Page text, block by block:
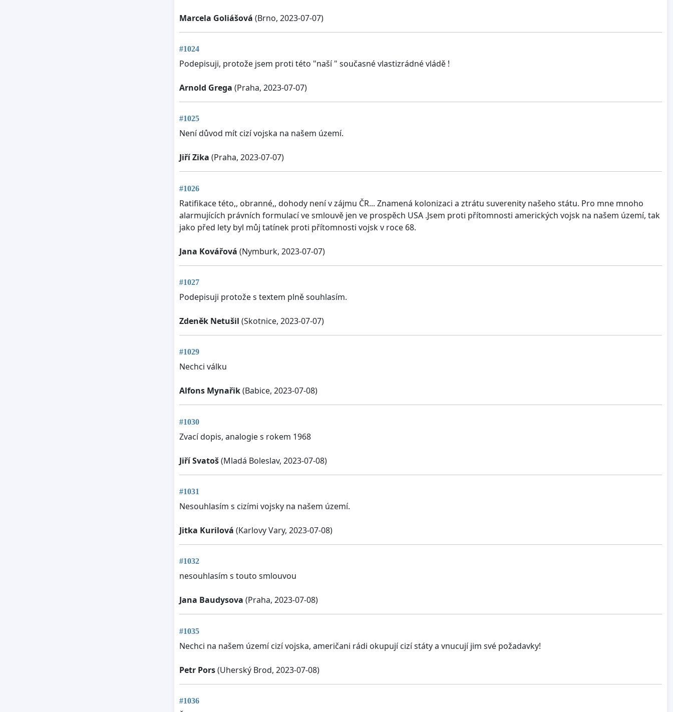
Marcela Goliášová (Brno, 2023-07-07)
#1024
Podepisuji, protože jsem proti této "naší " současné vlastizrádné vládě !
Arnold Grega (Praha, 2023-07-07)
#1025
Není důvod mít cizí vojska na našem území.
Jiří Zika (Praha, 2023-07-07)
#1026
Ratifikace této,, obranné,, dohody není v zájmu ČR... Znamená kolonizaci a ztrátu suverenity našeho státu. Pro mne mnoho
alarmujících právních formulací ve smlouvě jen ve prospěch USA .Jsem proti přítomnosti amerických vojsk na našem území, tak
jako před lety byl můj tatínek proti přítomnosti vojsk v roce 68.
Jana Kovářová (Nymburk, 2023-07-07)
#1027
Podepisuji protože s textem plně souhlasím.
Zdeněk Netušil (Skotnice, 2023-07-07)
#1029
Nechci válku
Alfons Mynařik(Babice, 2023-07-08)
#1030
Zvací dopis, analogie s rokem 1968
Jiří Svatoš(Mladá Boleslav, 2023-07-08)
#1031
Nesouhlasím s cizími vojsky na našem území.
Jitka Kurilová (Karlovy Vary, 2023-07-08)
#1032
nesouhlasím s touto smlouvou
Jana Baudysova (Praha, 2023-07-08)
#1035
Nechci na našem území cizí vojska, američani rádi okupují cizí státy a vnucují jim své požadavky!
Petr Pors(Uherský Brod, 2023-07-08)
#1036